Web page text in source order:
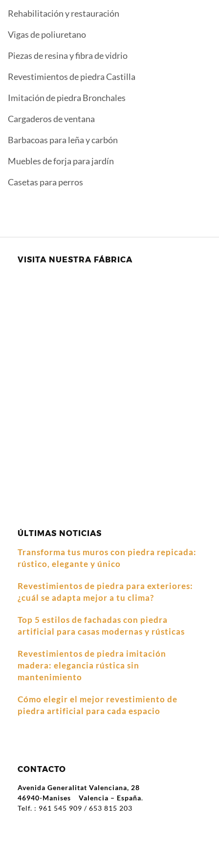
Rehabilitación y restauración
Vigas de poliuretano
Piezas de resina y fibra de vidrio
Revestimientos de piedra Castilla
Imitación de piedra Bronchales
Cargaderos de ventana
Barbacoas para leña y carbón
Muebles de forja para jardín
Casetas para perros
VISITA NUESTRA FÁBRICA
ÚLTIMAS NOTICIAS
Transforma tus muros con piedra repicada:
rústico, elegante y único
Revestimientos de piedra para exteriores:
¿cuál se adapta mejor a tu clima?
Top 5 estilos de fachadas con piedra
artificial para casas modernas y rústicas
Revestimientos de piedra imitación
madera: elegancia rústica sin
mantenimiento
Cómo elegir el mejor revestimiento de
piedra artificial para cada espacio
CONTACTO
Avenida Generalitat Valenciana, 28
46940-Manises Valencia – España.
Telf. : 961 545 909 / 653 815 203